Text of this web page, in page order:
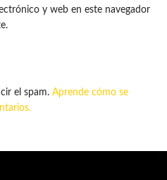
y web en este navegador
el spam. Aprende cómo se